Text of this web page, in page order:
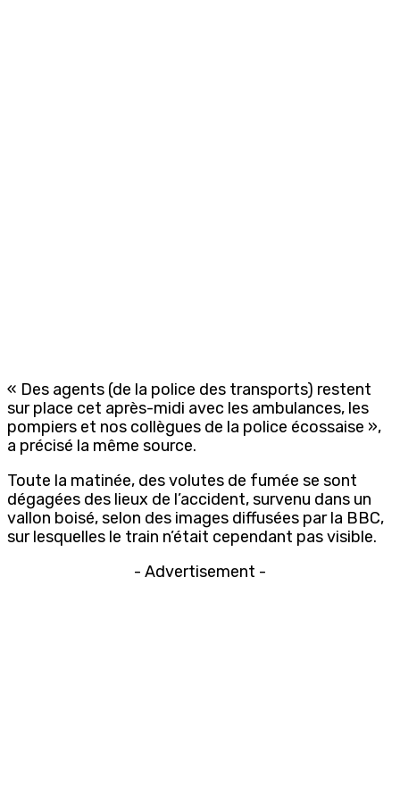
« Des agents (de la police des transports) restent
sur place cet après-midi avec les ambulances, les
pompiers et nos collègues de la police écossaise »,
a précisé la même source.
Toute la matinée, des volutes de fumée se sont
dégagées des lieux de l’accident, survenu dans un
vallon boisé, selon des images diffusées par la BBC,
sur lesquelles le train n’était cependant pas visible.
- Advertisement -